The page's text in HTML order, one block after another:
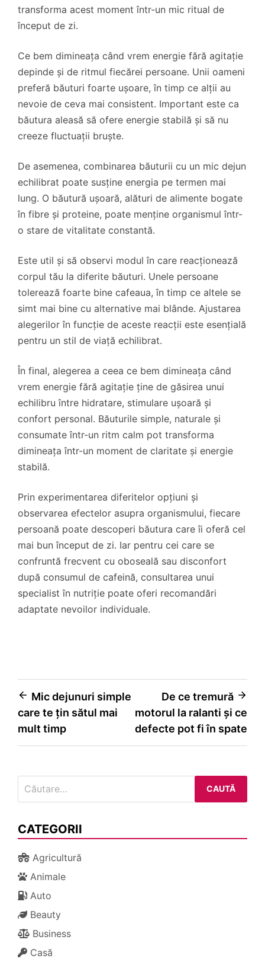
transforma acest moment într-un mic ritual de
început de zi.
Ce bem dimineața când vrem energie fără agitație
depinde și de ritmul fiecărei persoane. Unii oameni
preferă băuturi foarte ușoare, în timp ce alții au
nevoie de ceva mai consistent. Important este ca
băutura aleasă să ofere energie stabilă și să nu
creeze fluctuații bruște.
De asemenea, combinarea băuturii cu un mic dejun
echilibrat poate susține energia pe termen mai
lung. O băutură ușoară, alături de alimente bogate
în fibre și proteine, poate menține organismul într-
o stare de vitalitate constantă.
Este util și să observi modul în care reacționează
corpul tău la diferite băuturi. Unele persoane
tolerează foarte bine cafeaua, în timp ce altele se
simt mai bine cu alternative mai blânde. Ajustarea
alegerilor în funcție de aceste reacții este esențială
pentru un stil de viață echilibrat.
În final, alegerea a ceea ce bem dimineața când
vrem energie fără agitație ține de găsirea unui
echilibru între hidratare, stimulare ușoară și
confort personal. Băuturile simple, naturale și
consumate într-un ritm calm pot transforma
dimineața într-un moment de claritate și energie
stabilă.
Prin experimentarea diferitelor opțiuni și
observarea efectelor asupra organismului, fiecare
persoană poate descoperi băutura care îi oferă cel
mai bun început de zi. Iar pentru cei care se
confruntă frecvent cu oboseală sau disconfort
după consumul de cafeină, consultarea unui
specialist în nutriție poate oferi recomandări
adaptate nevoilor individuale.
Navigare
în
Mic dejunuri simple
care te țin sătul mai
mult timp
De ce tremură
motorul la ralanti și ce
defecte pot fi în spate
după:
CATEGORII
Agricultură
Animale
Auto
Beauty
Business
Casă